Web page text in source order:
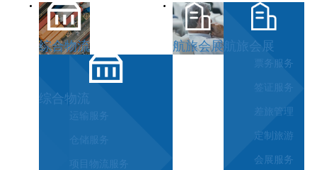
综合物流
综合物流
运输服务
仓储服务
项目物流服务
航旅会展航旅会展
票务服务
签证服务
差旅管理
定制旅游
会展服务